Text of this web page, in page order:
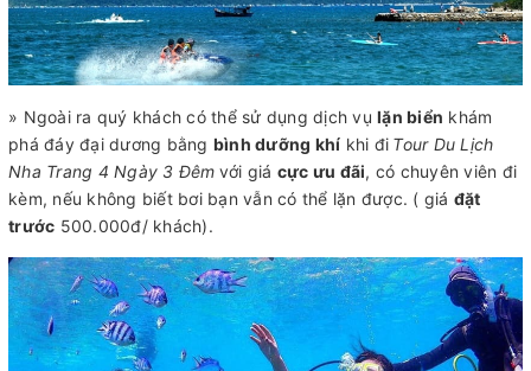
» Ngoài ra quý khách có thể sử dụng dịch vụ lặn biển khám
phá đáy đại dương bằng bình dưỡng khí khi đi Tour Du Lịch
Nha Trang 4 Ngày 3 Đêm với giá cực ưu đãi, có chuyên viên đi
kèm, nếu không biết bơi bạn vẫn có thể lặn được. ( giá đặt
trước 500.000đ/ khách).